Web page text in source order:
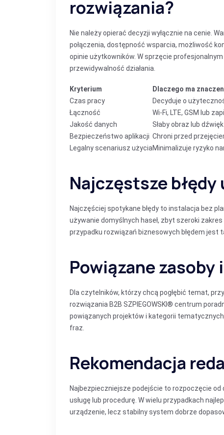
rozwiązania?
Nie należy opierać decyzji wyłącznie na cenie.
połączenia, dostępność wsparcia, możliwość
opinie użytkowników. W sprzęcie
przewidywalność działania.
Kryterium
Dlaczego ma
Czas pracy
Decyduje o
Łączność
Wi‑Fi, LTE, GSM lub
Jakość danych
Słaby obraz lub
Bezpieczeństwo aplikacji Chroni przed
Legalny scenariusz użyciaMinimalizuje ryzyko
Najczęstsze
Najczęściej spotykane błędy to instalacja bez
używanie domyślnych haseł, zbyt szeroki
przypadku rozwiązań biznesowych błędem jest
Powiązane zasoby
Dla czytelników, którzy chcą pogłębić temat,
rozwiązania B2B SZPIEGOWSKI® centrum
powiązanych projektów i kategorii
fraz.
Rekomendacja
Najbezpieczniejsze podejście to rozpoczęcie
usługę lub procedurę. W wielu przypadkach
urządzenie, lecz stabilny system dobrze